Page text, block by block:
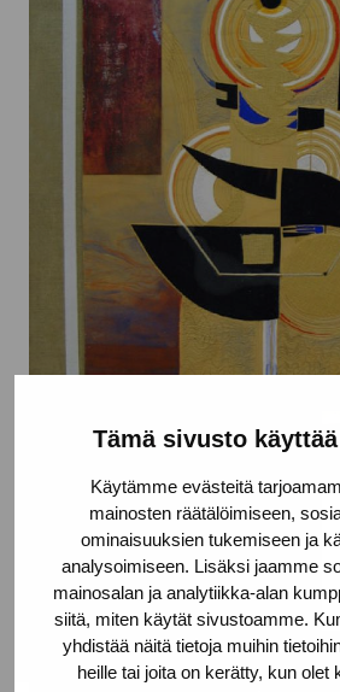
Tämä sivusto
Käytämme evästeitä
mainosten räätälöimiseen,
ominaisuuksien tukemiseen ja
analysoimiseen. Lisäksi jaamme
mainosalan ja analytiikka-alan
siitä, miten käytät sivustoamme.
yhdistää näitä tietoja muihin
heille tai joita on kerätty, kun olet
Tornet
Hellman Karin, 1983